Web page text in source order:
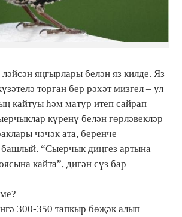
яңгырлары белән яз килде. Яз
торган бер рәхәт мизгел – ул
кайтуы һәм матур итеп сайрап
күренү белән гөрләвекләр
чәчәк ата, беренче
башлый. “Сыерчык диңгез артына
кайта”, дигән сүз бар
300-350 тапкыр бөҗәк алып